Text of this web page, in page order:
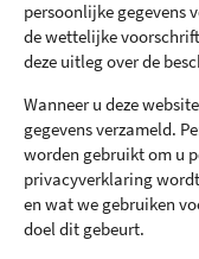
persoonlijke gegevens
de wettelijke
deze uitleg over de
Wanneer u deze
gegevens verzameld.
worden gebruikt om u
privacyverklaring
en wat we gebruiken
doel dit gebeurt.